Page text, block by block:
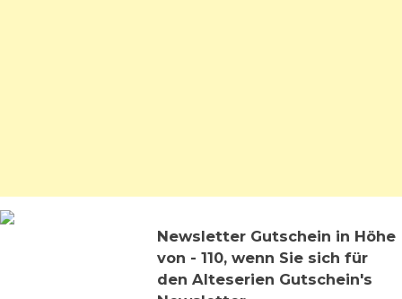
Newsletter Gutschein in Höhe
von - 110, wenn Sie sich für
den Alteserien Gutschein's